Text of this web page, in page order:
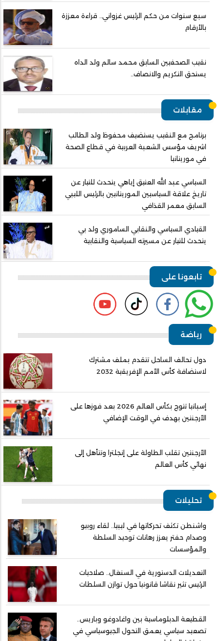
سبع سنوات من حكم الرئيس غزواني.. قراءة معززة
بالأرقام
نقيب الصحفيين السابق محمد سالم ولد الداه
يستحق التكريم والانصاف..
مقابلات
برنامج مع النقيب يستضيف محفوظ ولد الطالب
اشريف مؤسس الشعبة العربية في قطاع الصحة
في موريتانيا
السياسي عبد الله العتيق إياهي يتحدث للتيار عن
تاريخ علاقة السياسيين الموريتانيين بالرئيس الليبي
السابق معمر القذافي
القيادي السياسي والنقابي الساموري ولد بي
يتحدث للتيار عن مسيرته السياسية والنقابية
تابعونا على
رياضة
دول تحالف الساحل تتقدم بملف مشترك
لاستضافة كأس الأمم الإفريقية 2032
إسبانيا تتوج بكأس العالم 2026 بعد فوزها على
الأرجنتين بهدف في الوقت الإضافي
الأرجنتين تقلب الطاولة على إنجلترا وتتأهل إلى
نهائي كأس العالم
تحليلات
واشنطن تكثف تحركاتها في ليبيا.. لقاء روبيو
وصدام حفتر يعزز رهانات توحيد السلطة
والمؤسسات
التعديلات الدستورية في السنغال.. صلاحيات
الرئيس تثير نقاشا قانونيا حول توازن السلطات
القطيعة الدبلوماسية بين واغادوغو وباريس..
تصعيد سياسي يعمق التحول الجيوسياسي في